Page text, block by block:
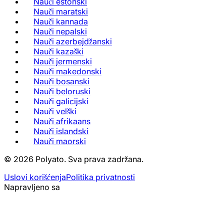
Nauči maratski
Nauči kannada
Nauči nepalski
Nauči azerbejdžanski
Nauči kazaški
Nauči jermenski
Nauči makedonski
Nauči bosanski
Nauči beloruski
Nauči galicijski
Nauči velški
Nauči afrikaans
Nauči islandski
Nauči maorski
© 2026 Polyato. Sva prava zadržana.
Uslovi korišćenjaPolitika privatnosti
Napravljeno sa